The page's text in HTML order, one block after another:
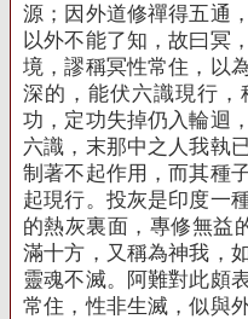
源；因外道修禪得五通
以外不能了知，故曰冥
境，謬稱冥性常住，以
深的，能伏六識現行，
功，定功失掉仍入輪迴
六識，末那中之人我執
制著不起作用，而其種
起現行。投灰是印度一
的熱灰裏面，專修無益
滿十方，又稱為神我，
靈魂不滅。阿難對此頗
常住，性非生滅，似與